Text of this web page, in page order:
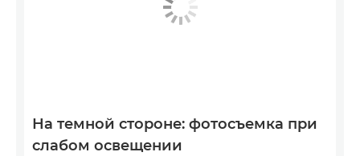
На темной стороне: фотосъемка при
слабом освещении